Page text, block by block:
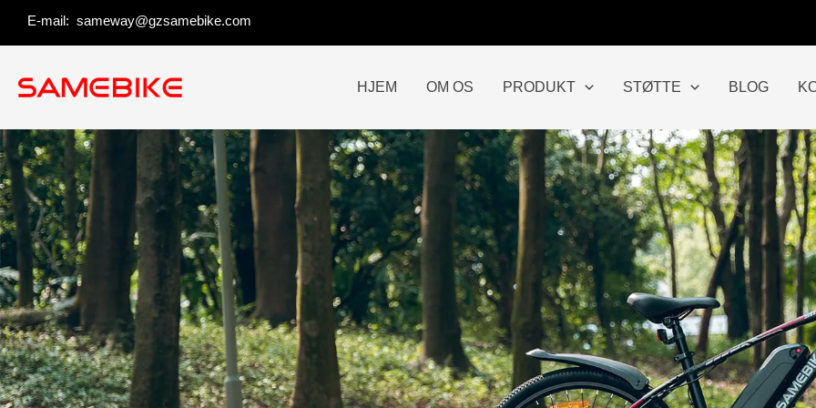
E-mail: sameway@gzsamebike.com
HJEM OM OS PRODUKT STØTTE BLOG